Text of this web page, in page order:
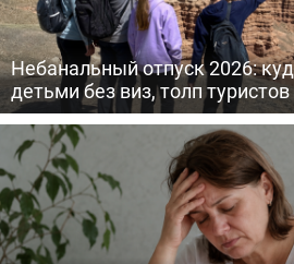
Небанальный отпуск 2026:
детьми без виз, толп